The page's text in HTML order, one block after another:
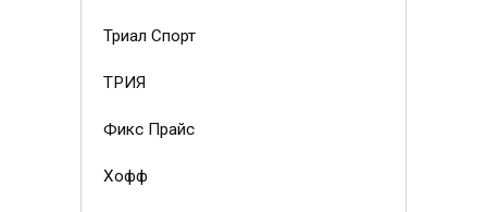
Триал Спорт
ТРИЯ
Фикс Прайс
Хофф